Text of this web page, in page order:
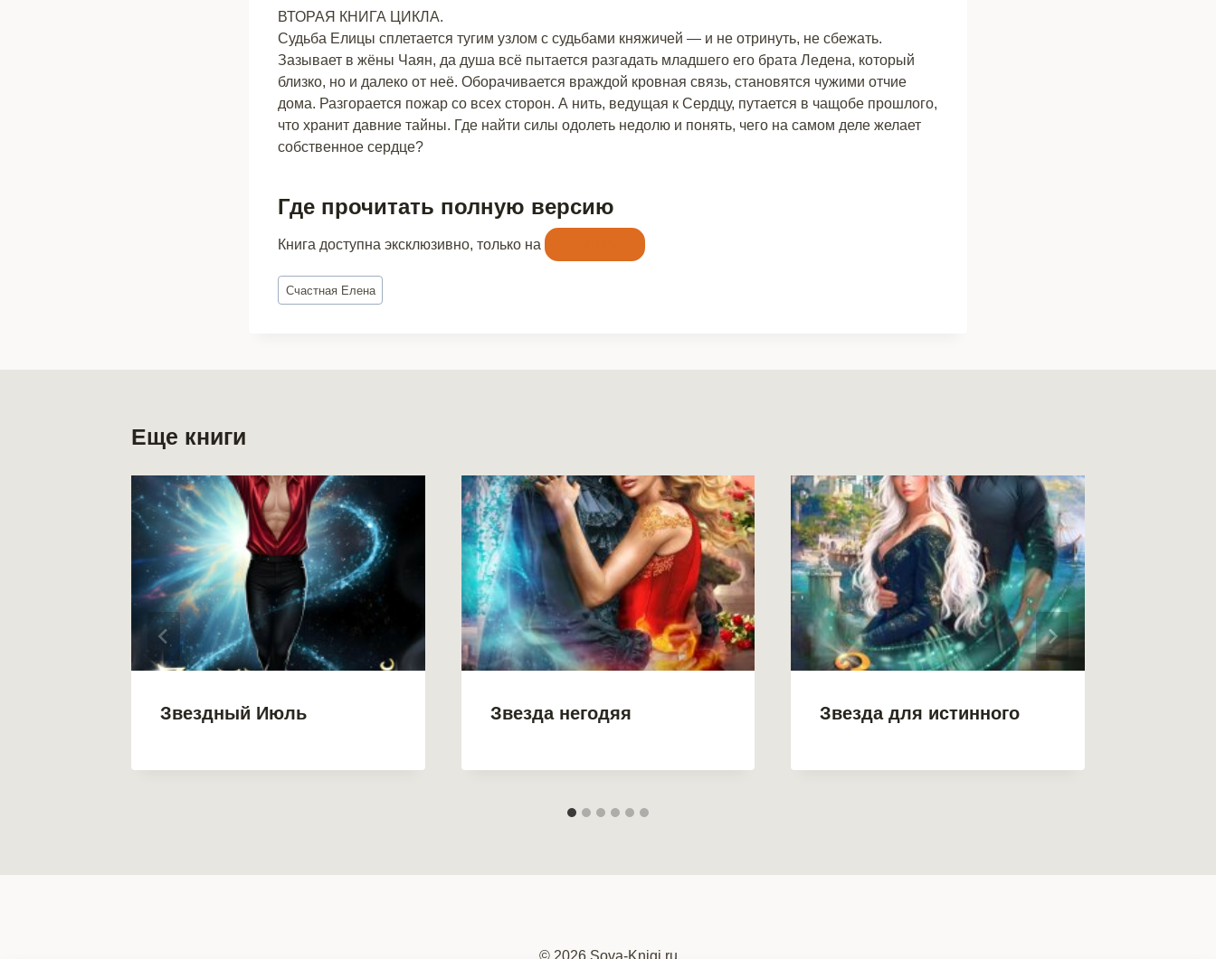
ВТОРАЯ КНИГА ЦИКЛА.
Судьба Елицы сплетается тугим узлом с судьбами княжичей — и не отринуть, не сбежать.
Зазывает в жёны Чаян, да душа всё пытается разгадать младшего его брата Ледена, который
близко, но и далеко от неё. Оборачивается враждой кровная связь, становятся чужими отчие
дома. Разгорается пожар со всех сторон. А нить, ведущая к Сердцу, путается в чащобе прошлого,
что хранит давние тайны. Где найти силы одолеть недолю и понять, чего на самом деле желает
собственное сердце?
Где прочитать полную версию
Книга доступна эксклюзивно, только на
Метки
записи:
Счастная Елена
Еще книги
Звездный Июль Звезда негодяя Звезда для истинного
© 2026 Sova-Knigi.ru